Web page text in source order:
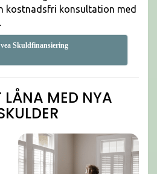
kostnadsfri konsultation med
Skuldfinansiering
LÅNA MED NYA